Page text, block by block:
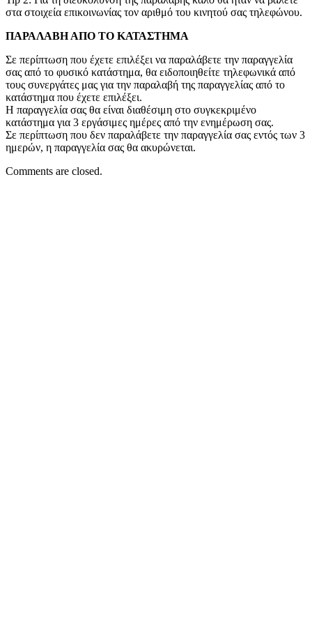
στα στοιχεία επικοινωνίας τον αριθμό του κινητού σας τηλεφώνου.
ΠΑΡΑΛΑΒΗ ΑΠΟ ΤΟ ΚΑΤΑΣΤΗΜΑ
Σε περίπτωση που έχετε επιλέξει να παραλάβετε την παραγγελία
σας από το φυσικό κατάστημα, θα ειδοποιηθείτε τηλεφωνικά από
τους συνεργάτες μας για την παραλαβή της παραγγελίας από το
κατάστημα που έχετε επιλέξει.
Η παραγγελία σας θα είναι διαθέσιμη στο συγκεκριμένο
κατάστημα για 3 εργάσιμες ημέρες από την ενημέρωση σας.
Σε περίπτωση που δεν παραλάβετε την παραγγελία σας εντός των 3
ημερών, η παραγγελία σας θα ακυρώνεται.
Comments are closed.